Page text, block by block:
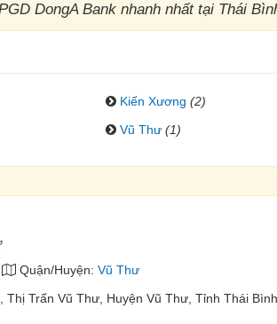
DongA Bank nhanh nhất tại Thái
Kiến Xương (2)
Vũ Thư (1)
Quận/Huyện: Vũ Thư
Trấn Vũ Thư, Huyện Vũ Thư, Tỉnh Thái Bình